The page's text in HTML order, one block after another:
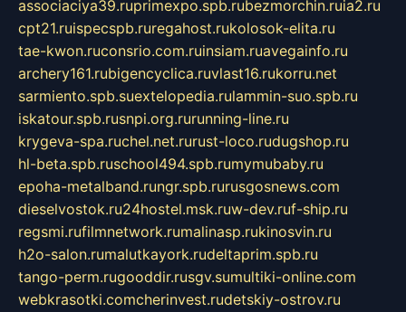
associaciya39.ruprimexpo.spb.rubezmorchin.ruia2.ru
cpt21.ruispecspb.ruregahost.rukolosok-elita.ru
tae-kwon.ruconsrio.com.ruinsiam.ruavegainfo.ru
archery161.rubigencyclica.ruvlast16.rukorru.net
sarmiento.spb.suextelopedia.rulammin-suo.spb.ru
iskatour.spb.rusnpi.org.rurunning-line.ru
krygeva-spa.ruchel.net.rurust-loco.rudugshop.ru
hl-beta.spb.ruschool494.spb.rumymubaby.ru
epoha-metalband.rungr.spb.rurusgosnews.com
dieselvostok.ru24hostel.msk.ruw-dev.ruf-ship.ru
regsmi.rufilmnetwork.rumalinasp.rukinosvin.ru
h2o-salon.rumalutkayork.rudeltaprim.spb.ru
tango-perm.rugooddir.rusgv.sumultiki-online.com
webkrasotki.comcherinvest.rudetskiy-ostrov.ru